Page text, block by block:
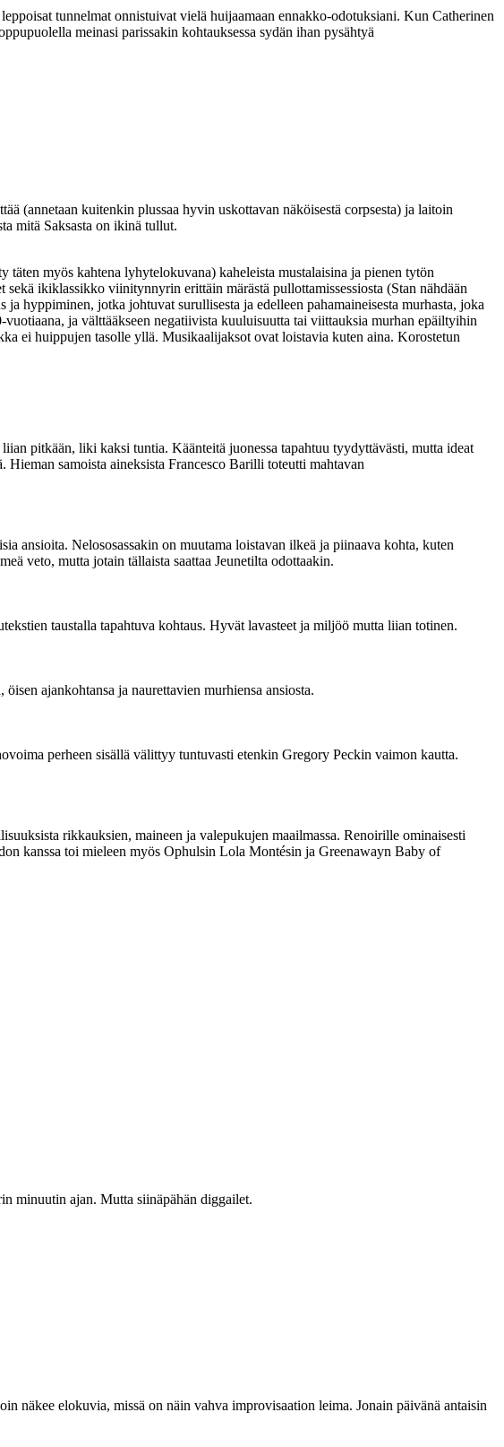
tunnelmat onnistuivat vielä huijaamaan ennakko-odotuksiani. Kun Catherinen
meinasi parissakin kohtauksessa sydän ihan pysähtyä
(annetaan kuitenkin plussaa hyvin uskottavan näköisestä corpsesta) ja laitoin
mitä Saksasta on ikinä tullut.
myös kahtena lyhytelokuvana) kaheleista mustalaisina ja pienen tytön
ikiklassikko viinitynnyrin erittäin märästä pullottamissessiosta (Stan nähdään
hyppiminen, jotka johtuvat surullisesta ja edelleen pahamaineisesta murhasta, joka
ja välttääkseen negatiivista kuuluisuutta tai viittauksia murhan epäiltyihin
ei huippujen tasolle yllä. Musikaalijaksot ovat loistavia kuten aina. Korostetun
pitkään, liki kaksi tuntia. Käänteitä juonessa tapahtuu tyydyttävästi, mutta ideat
samoista aineksista Francesco Barilli toteutti mahtavan
ansioita. Nelososassakin on muutama loistavan ilkeä ja piinaava kohta, kuten
veto, mutta jotain tällaista saattaa Jeunetilta odottaakin.
taustalla tapahtuva kohtaus. Hyvät lavasteet ja miljöö mutta liian totinen.
ajankohtansa ja naurettavien murhiensa ansiosta.
perheen sisällä välittyy tuntuvasti etenkin Gregory Peckin vaimon kautta.
rikkauksien, maineen ja valepukujen maailmassa. Renoirille ominaisesti
kanssa toi mieleen myös Ophulsin Lola Montésin ja Greenawayn Baby of
minuutin ajan. Mutta siinäpähän diggailet.
näkee elokuvia, missä on näin vahva improvisaation leima. Jonain päivänä antaisin